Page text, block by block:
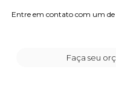
Entre em contato com um de
Faça seu